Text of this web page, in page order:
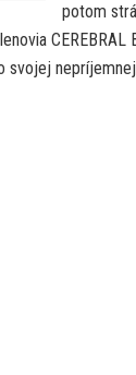
potom
svojej